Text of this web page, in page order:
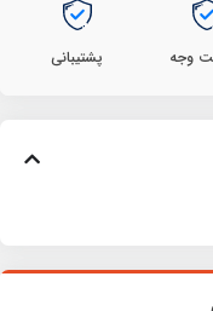
وجه پشتیبانی